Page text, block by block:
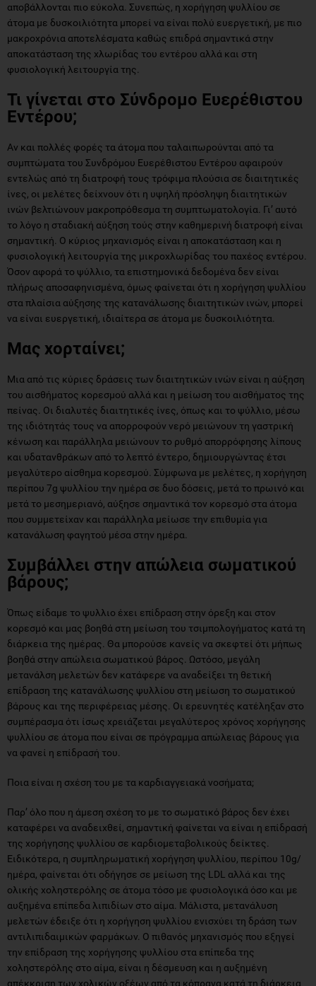
αποβάλλονται πιο εύκολα. Συνεπώς, η χορήγηση ψυλλίου σε
άτομα με δυσκοιλιότητα μπορεί να είναι πολύ ευεργετική, με πιο
μακροχρόνια αποτελέσματα καθώς επιδρά σημαντικά στην
αποκατάσταση της χλωρίδας του εντέρου αλλά και στη
φυσιολογική λειτουργία της.
Τι γίνεται στο Σύνδρομο Ευερέθιστου
Εντέρου;
Αν και πολλές φορές τα άτομα που ταλαιπωρούνται από τα
συμπτώματα του Συνδρόμου Ευερέθιστου Εντέρου αφαιρούν
εντελώς από τη διατροφή τους τρόφιμα πλούσια σε διαιτητικές
ίνες, οι μελέτες δείχνουν ότι η υψηλή πρόσληψη διαιτητικών
ινών βελτιώνουν μακροπρόθεσμα τη συμπτωματολογία. Γι’ αυτό
το λόγο η σταδιακή αύξηση τούς στην καθημερινή διατροφή είναι
σημαντική. Ο κύριος μηχανισμός είναι η αποκατάσταση και η
φυσιολογική λειτουργία της μικροχλωρίδας του παχέος εντέρου.
Όσον αφορά το ψύλλιο, τα επιστημονικά δεδομένα δεν είναι
πλήρως αποσαφηνισμένα, όμως φαίνεται ότι η χορήγηση ψυλλίου
στα πλαίσια αύξησης της κατανάλωσης διαιτητικών ινών, μπορεί
να είναι ευεργετική, ιδιαίτερα σε άτομα με δυσκοιλιότητα.
Μας χορταίνει;
Μια από τις κύριες δράσεις των διαιτητικών ινών είναι η αύξηση
του αισθήματος κορεσμού αλλά και η μείωση του αισθήματος της
πείνας. Οι διαλυτές διαιτητικές ίνες, όπως και το ψύλλιο, μέσω
της ιδιότητάς τους να απορροφούν νερό μειώνουν τη γαστρική
κένωση και παράλληλα μειώνουν το ρυθμό απορρόφησης λίπους
και υδατανθράκων από το λεπτό έντερο, δημιουργώντας έτσι
μεγαλύτερο αίσθημα κορεσμού. Σύμφωνα με μελέτες, η χορήγηση
περίπου 7g ψυλλίου την ημέρα σε δυο δόσεις, μετά το πρωινό και
μετά το μεσημεριανό, αύξησε σημαντικά τον κορεσμό στα άτομα
που συμμετείχαν και παράλληλα μείωσε την επιθυμία για
κατανάλωση φαγητού μέσα στην ημέρα.
Συμβάλλει στην απώλεια σωματικού
βάρους;
Όπως είδαμε το ψυλλιο έχει επίδραση στην όρεξη και στον
κορεσμό και μας βοηθά στη μείωση του τσιμπολογήματος κατά τη
διάρκεια της ημέρας. Θα μπορούσε κανείς να σκεφτεί ότι μήπως
βοηθά στην απώλεια σωματικού βάρος. Ωστόσο, μεγάλη
μετανάλση μελετών δεν κατάφερε να αναδείξει τη θετική
επίδραση της κατανάλωσης ψυλλίου στη μείωση το σωματικού
βάρους και της περιφέρειας μέσης. Οι ερευνητές κατέληξαν στο
συμπέρασμα ότι ίσως χρειάζεται μεγαλύτερος χρόνος χορήγησης
ψυλλίου σε άτομα που είναι σε πρόγραμμα απώλειας βάρους για
να φανεί η επίδρασή του.
Ποια είναι η σχέση του με τα καρδιαγγειακά νοσήματα;
Παρ’ όλο που η άμεση σχέση το με το σωματικό βάρος δεν έχει
καταφέρει να αναδειχθεί, σημαντική φαίνεται να είναι η επίδρασή
της χορήγησης ψυλλίου σε καρδιομεταβολικούς δείκτες.
Ειδικότερα, η συμπληρωματική χορήγηση ψυλλίου, περίπου 10g/
ημέρα, φαίνεται ότι οδήγησε σε μείωση της LDL αλλά και της
ολικής χοληστερόλης σε άτομα τόσο με φυσιολογικά όσο και με
αυξημένα επίπεδα λιπιδίων στο αίμα. Μάλιστα, μετανάλυση
μελετών έδειξε ότι η χορήγηση ψυλλίου ενισχύει τη δράση των
αντιλιπιδαιμικών φαρμάκων. Ο πιθανός μηχανισμός που εξηγεί
την επίδραση της χορήγησης ψυλλίου στα επίπεδα της
χοληστερόλης στο αίμα, είναι η δέσμευση και η αυξημένη
απέκκριση των χολικών οξέων από τα κόπρανα κατά τη διάρκεια